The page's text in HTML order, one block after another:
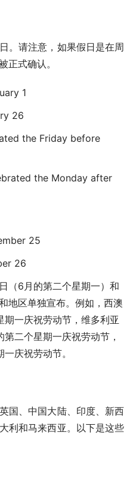
。请注意，如果假日是在周
正式确认。
1
26
the Friday before
the Monday after
25
26
（6月的第二个星期一）和
地区单独宣布。例如，西澳
一庆祝劳动节，维多利亚
二个星期一庆祝劳动节，
庆祝劳动节。
国、中国大陆、印度、新西
利和马来西亚。以下是这些